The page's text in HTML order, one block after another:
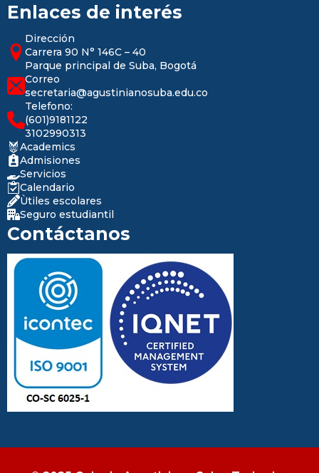
Enlaces de interés
Dirección
Carrera 90 N° 146C – 40
Parque principal de Suba, Bogotá
Correo
secretaria@agustinianosuba.edu.co
Telefono:
(601)9181122
3102990313
Academics
Admisiones
Servicios
Calendario
Ùtiles escolares
Seguro estudiantil
Contáctanos